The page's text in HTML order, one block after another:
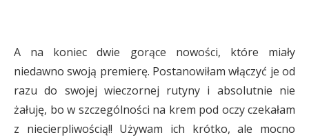
A na koniec dwie gorące nowości, które miały
niedawno swoją premierę. Postanowiłam włączyć je od
razu do swojej wieczornej rutyny i absolutnie nie
żałuję, bo w szczególności na krem pod oczy czekałam
z niecierpliwością!! Używam ich krótko, ale mocno